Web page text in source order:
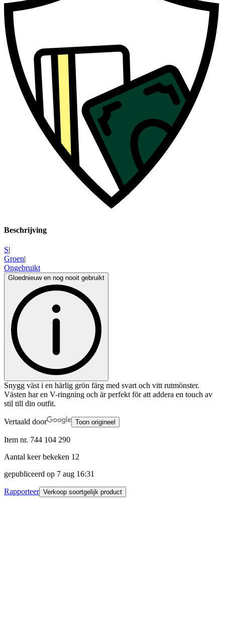
Beschrijving
S|
Groen|
Ongebruikt
Gloednieuw en nog nooit gebruikt
Snygg väst i en härlig grön färg med svart och vitt rutmönster.
Västen har en V-ringning och är perfekt för att addera en touch av
stil till din outfit.
Vertaald door Toon origineel
Item nr. 744 104 290
Aantal keer bekeken 12
gepubliceerd op 7 aug 16:31
Rapporteer Verkoop soortgelijk product